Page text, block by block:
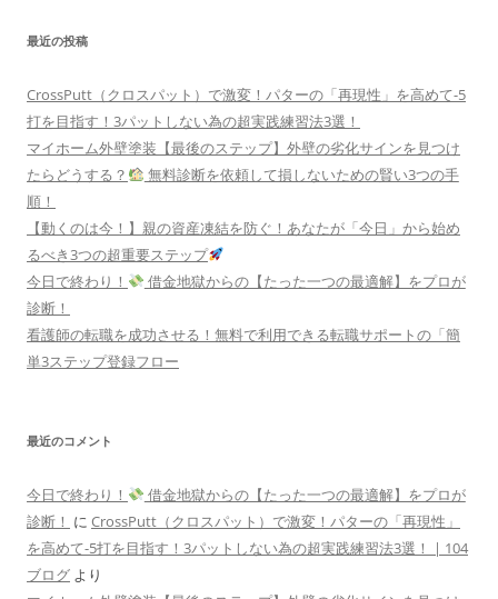
最近の投稿
CrossPutt（クロスパット）で激変！パターの「再現性」を高めて-5
打を目指す！3パットしない為の超実践練習法3選！
マイホーム外壁塗装【最後のステップ】外壁の劣化サインを見つけ
たらどうする？
無料診断を依頼して損しないための賢い3つの手
順！
【動くのは今！】親の資産凍結を防ぐ！あなたが「今日」から始め
るべき3つの超重要ステップ
今日で終わり！
借金地獄からの【たった一つの最適解】をプロが
診断！
看護師の転職を成功させる！無料で利用できる転職サポートの「簡
単3ステップ登録フロー
最近のコメント
今日で終わり！
借金地獄からの【たった一つの最適解】をプロが
診断！ に CrossPutt（クロスパット）で激変！パターの「再現性」
を高めて-5打を目指す！3パットしない為の超実践練習法3選！ | 104
ブログ より